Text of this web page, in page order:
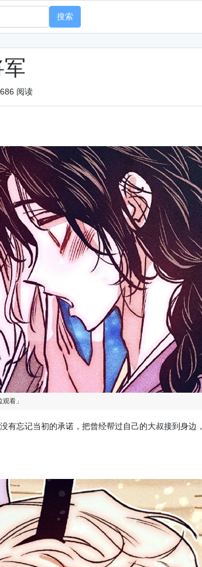
搜索
阅读
看」
忘记当初的承诺，把曾经帮过自己的大叔接到身边，